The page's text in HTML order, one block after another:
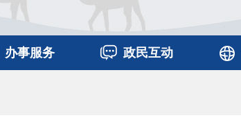
办事服务 政民互动